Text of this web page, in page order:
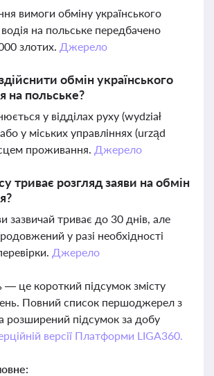
вимоги обміну українського
на польське передбачено
злотих. Джерело
обмін українського
на польське?
у відділах руху (wydział
у міських управліннях (urząd
проживання. Джерело
триває розгляд заяви на обмін
зазвичай триває до 30 днів, але
у разі необхідності
Джерело
це короткий підсумок змісту
Повний список першоджерел з
розширений підсумок за добу
версії Платформи LIGA360.